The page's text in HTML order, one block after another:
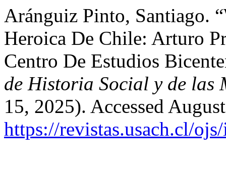
Aránguiz Pinto, Santiago.
Heroica De Chile: Arturo
Centro De Estudios
de Historia Social y de las
15, 2025). Accessed
https://revistas.usach.cl/